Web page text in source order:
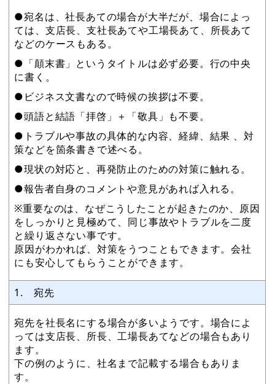
●宛名は、社長あての場合が大半だが、場合によっ
ては、支店長、支社長あてや工場長あて、所長あて
などのケースもある。
●「顛末書」というタイトルは必ず必要。行の中央
に書く。
●ビジネス文書なので時候の挨拶は不要。
●頭語と結語「拝啓」＋「敬具」も不要。
●トラブルや事故の具体的な内容、経緯、結果 、対
策などを箇条書きで述べる。
●現状の対応と、再発防止のための対策に触れる。
●報告者自身のコメントや意見があれば入れる。
※重要なのは、なぜこうしたことが起きたのか、原因
をしっかりと見極めて、同じ事故やトラブルを二度
と繰り返さない事です。
原因がわかれば、対策をうつこともできます。会社
にも安心してもらうことができます。
1. 宛先
宛先を社長名にする場合が多いようです。場合によ
っては支店長、所長、工場長あてなどの場合もあり
ます。
下の例のように、社名まで記載する場合もありま
す。